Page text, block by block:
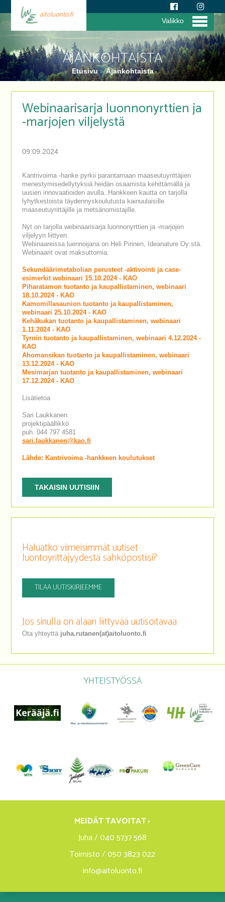
AJANKOHTAISTA
Etusivu»Ajankohtaista
Valikko
Webinaarisarja luonnonyrttien ja
-marjojen viljelystä
09.09.2024
Kantrivoima -hanke pyrkii parantamaan maaseutuyrittäjien
menestymisedellytyksiä heidän osaamista kehittämällä ja
uusien innovaatioiden avulla..Hankkeen kautta on tarjolla
lyhytkestoista täydennyskoulutusta kainuulaisille
maaseutuyrittäjille ja metsänomistajille.
Nyt on tarjolla webinaarisarja luonnonyrttien ja -marjojen
viljelyyn liittyen.
Webinaareissa luennoijana on Heli Pirinen, Ideanature Oy:stä.
Webinaarit ovat maksuttomia.
Sekundäärimetabolian perusteet -aktivointi ja case-
esimerkit webinaari 15.10.2024 - KAO
Piharatamon tuotanto ja kaupallistaminen, webinaari
18.10.2024 - KAO
Kamomillasaunion tuotanto ja kaupallistaminen,
webinaari 25.10.2024 - KAO
Kehäkukan tuotanto ja kaupallistaminen, webinaari
1.11.2024 - KAO
Tyrnin tuotanto ja kaupallistaminen, webinaari 4.12.2024 -
KAO
Ahomansikan tuotanto ja kaupallistaminen, webinaari
13.12.2024 - KAO
Mesimarjan tuotanto ja kaupallistaminen, webinaari
17.12.2024 - KAO
Lisätietoa
Sari Laukkanen
projektipäällikkö
puh. 044 797 4581
sari.laukkanen@kao.fi
Lähde: Kantrivoima -hankkeen koulutukset
TAKAISIN UUTISIIN
Haluatko viimeisimmät uutiset
luontoyrittäjyydestä sähköpostiisi?
TILAA UUTISKIRJEEMME
Jos sinulla on alaan liittyvää uutisoitavaa
Ota yhteyttä juha.rutanen(at)aitoluonto.fi
YHTEISTYÖSSÄ
MEIDÄT TAVOITAT ›
Juha / 040 5737 568
Toimisto / 050 3823 022
info@aitoluonto.fi